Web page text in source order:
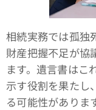
相続実務では孤独
財産把握不足が協
ます。遺言書はこ
示す役割を果たし
る可能性があります